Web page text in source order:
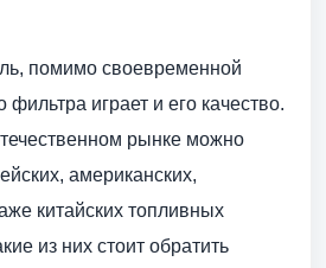
помимо своевременной
играет и его качество.
рынке можно
американских,
китайских топливных
из них стоит обратить